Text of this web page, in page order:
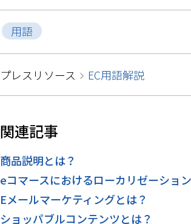
用語
プレスリソース EC用語解説
関連記事
商品説明とは？
eコマースにおけるローカリゼーショ
Eメールマーケティングとは？
ショッパブルコンテンツとは？